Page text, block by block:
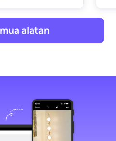
alatan